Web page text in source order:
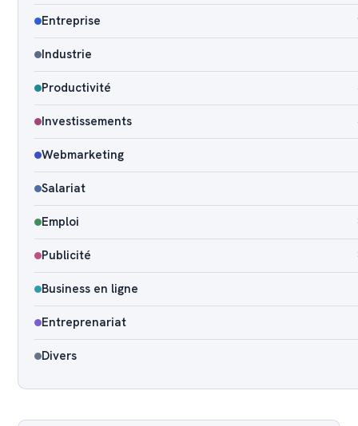
Entreprise
Industrie
Productivité
Investissements
Webmarketing
Salariat
Emploi
Publicité
Business en ligne
Entreprenariat
Divers